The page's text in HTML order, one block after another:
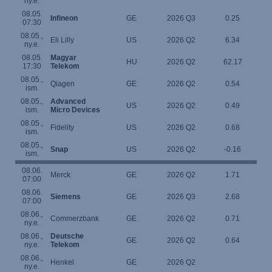
08.05.
07:30
Infineon GE 2026 Q3 0.25
08.05.,
ny.e.
Eli Lilly US 2026 Q2 6.34
08.05.
17:30
Magyar
Telekom
HU 2026 Q2 62.17
08.05.,
ism.
Qiagen GE 2026 Q2 0.54
08.05.,
ism.
Advanced
Micro Devices
US 2026 Q2 0.49
08.05.,
ism.
Fidelity US 2026 Q2 0.68
08.05.,
ism.
Snap US 2026 Q2 -0.16
08.06.
07:00
Merck GE 2026 Q2 1.71
08.06.
07:00
Siemens GE 2026 Q3 2.68
08.06.,
ny.e.
Commerzbank GE 2026 Q2 0.71
08.06.,
ny.e.
Deutsche
Telekom
GE 2026 Q2 0.64
08.06.,
ny.e.
Henkel GE 2026 Q2